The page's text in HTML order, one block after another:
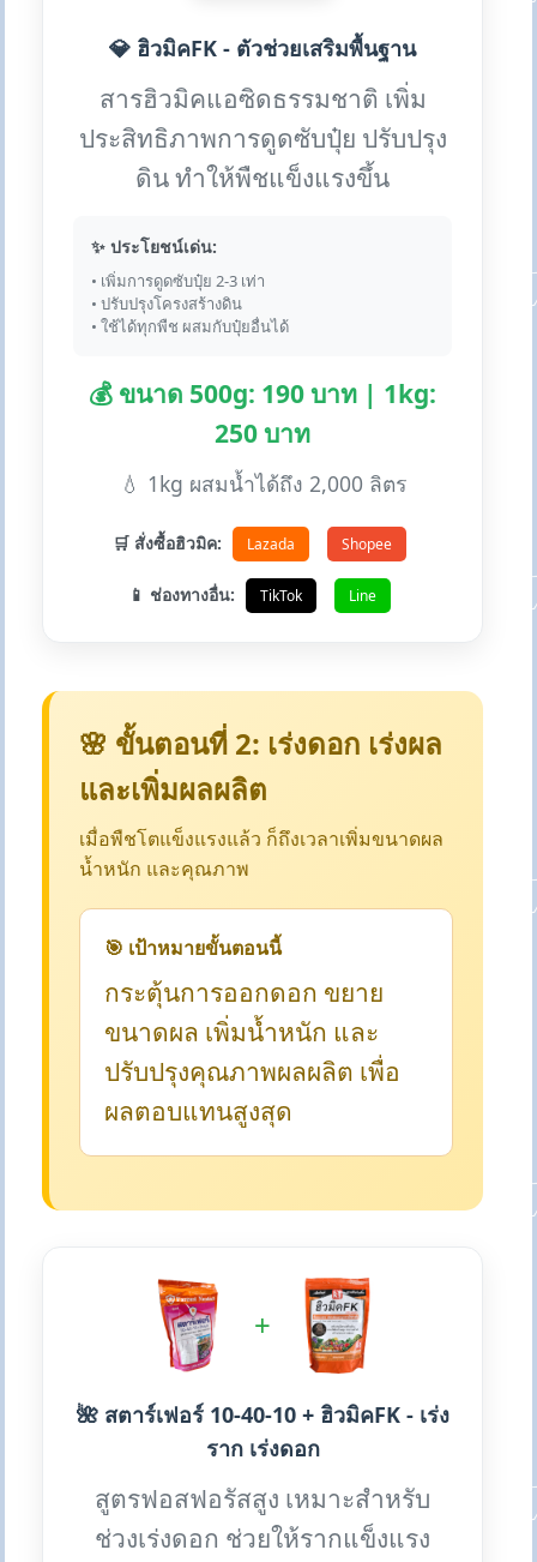
💎 ฮิวมิคFK - ตัวช่วยเสริมพื้นฐาน
สารฮิวมิคแอซิดธรรมชาติ เพิ่ม
ประสิทธิภาพการดูดซับปุ๋ย ปรับปรุง
ดิน ทำให้พืชแข็งแรงขึ้น
✨ ประโยชน์เด่น:
• เพิ่มการดูดซับปุ๋ย 2-3 เท่า
• ปรับปรุงโครงสร้างดิน
• ใช้ได้ทุกพืช ผสมกับปุ๋ยอื่นได้
💰 ขนาด 500g: 190 บาท | 1kg:
250 บาท
💧 1kg ผสมน้ำได้ถึง 2,000 ลิตร
🛒 สั่งซื้อฮิวมิค: Lazada Shopee
📱 ช่องทางอื่น: TikTok Line
🌸 ขั้นตอนที่ 2: เร่งดอก เร่งผล
และเพิ่มผลผลิต
เมื่อพืชโตแข็งแรงแล้ว ก็ถึงเวลาเพิ่มขนาดผล
น้ำหนัก และคุณภาพ
🎯 เป้าหมายขั้นตอนนี้
กระตุ้นการออกดอก ขยาย
ขนาดผล เพิ่มน้ำหนัก และ
ปรับปรุงคุณภาพผลผลิต เพื่อ
ผลตอบแทนสูงสุด
+
🌺 สตาร์เฟอร์ 10-40-10 + ฮิวมิคFK - เร่ง
ราก เร่งดอก
สูตรฟอสฟอรัสสูง เหมาะสำหรับ
ช่วงเร่งดอก ช่วยให้รากแข็งแรง